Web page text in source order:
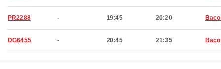
PR2288 - 19:45 20:20
DG6455 - 20:45 21:35